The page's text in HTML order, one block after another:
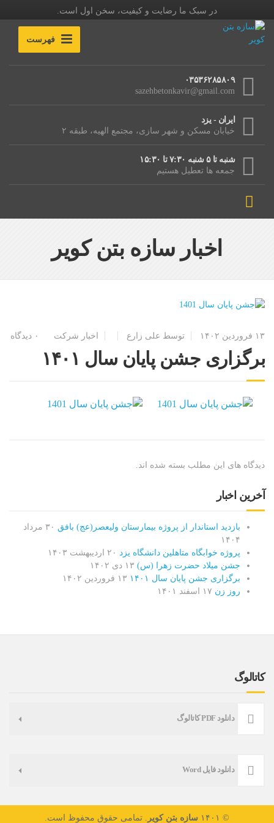
در سبک ما رضایت و کیفیت، سخن اول است.
فهرست
۰۳۵۳۶۲۸۵۸۰۹
sazehbetonkavir@gmail.com
ایران - یزد
خیابان مسکن و شهر سازی، مجتمع الهیه، طبقه ۲
شنبه تا ۵ شنبه ۷:۳۰ تا ۱۵:۳۰
جمعه ها تعطیل هستیم
اخبار سازه بتن کویر
۱۳ فروردین ۱۴۰۲ توسط علی زارع اخبار شرکت ۰ دیدگاه
برگزاری جشن پایان سال ۱۴۰۱
دیدگاه های این مطلب بسته شده اند.
آخرین اخبار
بازدید استاندار از پروژه بیمارستان ولیعصر(عج) بافق
۳۰ مرداد
۱۴۰۴
پروژه خوابگاه متاهلین دانشگاه یزد ۲۰ اردیبهشت ۱۴۰۳
جشن میلاد حضرت زهرا (س) ۱۳ دی ۱۴۰۲
برگزاری جشن پایان سال ۱۴۰۱
۱۳ فروردین ۱۴۰۲
روز زن ۱۷ اسفند ۱۴۰۱
کاتالوگ
دانلود PDF کاتالوگ
دانلود فایل Word
© ۱۴۰۱ سازه بتن کویر . تمامی حقوق محفوظ است.